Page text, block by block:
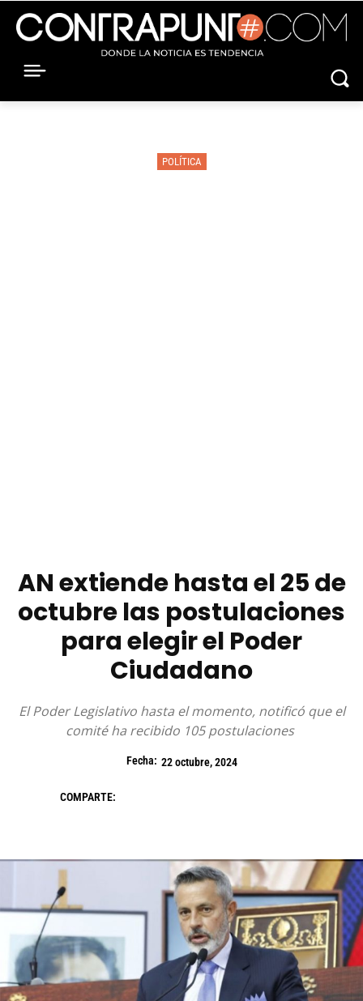
POLÍTICA
AN extiende hasta el 25 de
octubre las postulaciones
para elegir el Poder
Ciudadano
El Poder Legislativo hasta el momento, notificó que el
comité ha recibido 105 postulaciones
Fecha: 22 octubre, 2024
COMPARTE: